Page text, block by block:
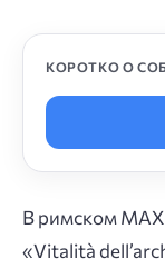
В римском
«Vitalità
КОРОТКО О